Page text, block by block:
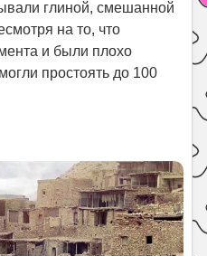
глиной, смешанной
на то, что
и были плохо
простоять до 100